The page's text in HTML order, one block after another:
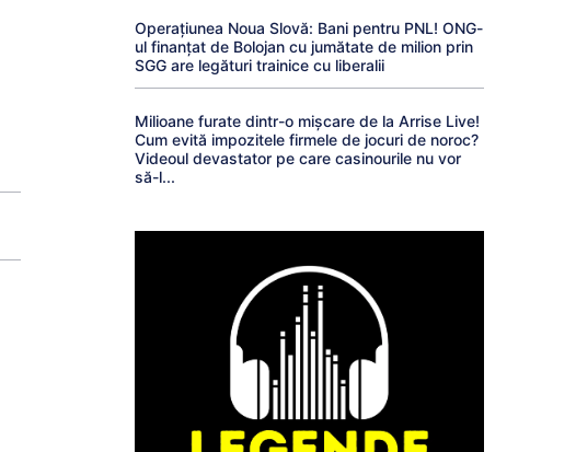
Operațiunea Noua Slovă: Bani pentru PNL! ONG-
ul finanțat de Bolojan cu jumătate de milion prin
SGG are legături trainice cu liberalii
Milioane furate dintr-o mișcare de la Arrise Live!
Cum evită impozitele firmele de jocuri de noroc?
Videoul devastator pe care casinourile nu vor
să-l...